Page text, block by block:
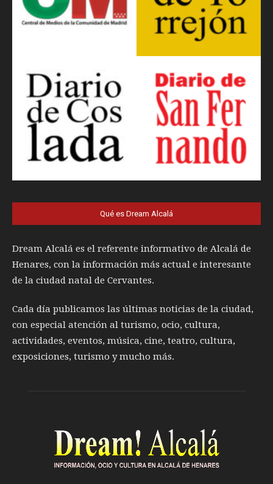
Qué es Dream Alcalá
Dream Alcalá es el referente informativo de Alcalá de
Henares, con la información más actual e interesante
de la ciudad natal de Cervantes.
Cada día publicamos las últimas noticias de la ciudad,
con especial atención al turismo, ocio, cultura,
actividades, eventos, música, cine, teatro, cultura,
exposiciones, turismo y mucho más.